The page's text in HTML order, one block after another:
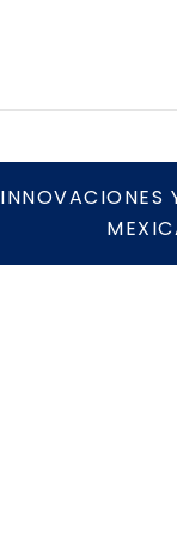
INNOVACIONES